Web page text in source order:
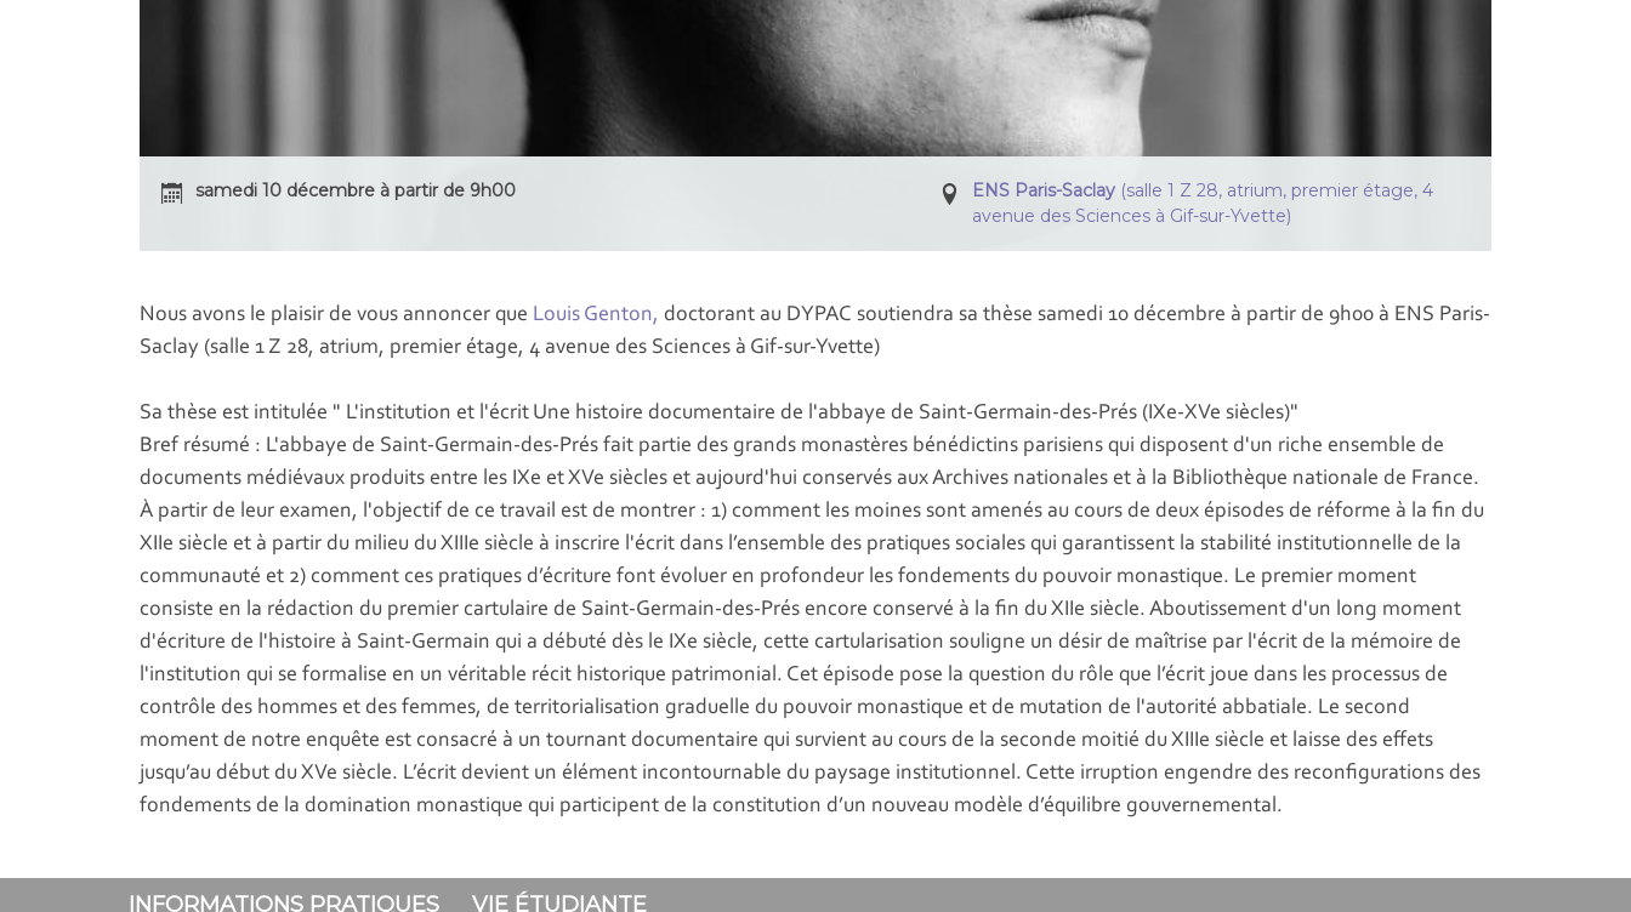
samedi 10 décembre à partir de 9h00 ENS Paris-Saclay (salle 1 Z 28, atrium, premier étage, 4
avenue des Sciences à Gif-sur-Yvette)
Nous avons le plaisir de vous annoncer que Louis Genton, doctorant au DYPAC soutiendra sa thèse samedi 10 décembre à partir de 9h00 à ENS Paris-
Saclay (salle 1 Z 28, atrium, premier étage, 4 avenue des Sciences à Gif-sur-Yvette)
Sa thèse est intitulée " L'institution et l'écrit Une histoire documentaire de l'abbaye de Saint-Germain-des-Prés (IXe-XVe siècles)"
Bref résumé : L'abbaye de Saint-Germain-des-Prés fait partie des grands monastères bénédictins parisiens qui disposent d'un riche ensemble de
documents médiévaux produits entre les IXe et XVe siècles et aujourd'hui conservés aux Archives nationales et à la Bibliothèque nationale de France.
À partir de leur examen, l'objectif de ce travail est de montrer : 1) comment les moines sont amenés au cours de deux épisodes de réforme à la fin du
XIIe siècle et à partir du milieu du XIIIe siècle à inscrire l'écrit dans l’ensemble des pratiques sociales qui garantissent la stabilité institutionnelle de la
communauté et 2) comment ces pratiques d’écriture font évoluer en profondeur les fondements du pouvoir monastique. Le premier moment
consiste en la rédaction du premier cartulaire de Saint-Germain-des-Prés encore conservé à la fin du XIIe siècle. Aboutissement d'un long moment
d'écriture de l'histoire à Saint-Germain qui a débuté dès le IXe siècle, cette cartularisation souligne un désir de maîtrise par l'écrit de la mémoire de
l'institution qui se formalise en un véritable récit historique patrimonial. Cet épisode pose la question du rôle que l’écrit joue dans les processus de
contrôle des hommes et des femmes, de territorialisation graduelle du pouvoir monastique et de mutation de l'autorité abbatiale. Le second
moment de notre enquête est consacré à un tournant documentaire qui survient au cours de la seconde moitié du XIIIe siècle et laisse des effets
jusqu’au début du XVe siècle. L’écrit devient un élément incontournable du paysage institutionnel. Cette irruption engendre des reconfigurations des
fondements de la domination monastique qui participent de la constitution d’un nouveau modèle d’équilibre gouvernemental.
INFORMATIONS PRATIQUES VIE ÉTUDIANTE